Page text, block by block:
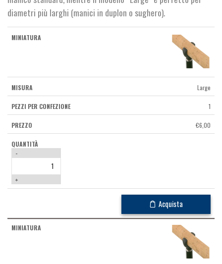
diametri più larghi (manici in duplon o sughero).
Large
1
€6,00
-
+
Acquista